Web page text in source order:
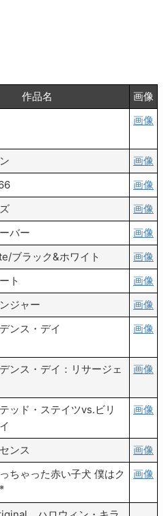
作品名
画像
画像
画像
画像
画像
バー
画像
ブラック&ホワイト
画像
ト
画像
ジャー
画像
ンス・デイ 画像
ンス・デイ：リサージェ
画像
ッド・ステイツvs.ビリ
画像
ンス
画像
ちゃった赤い子犬 僕はク
※
画像